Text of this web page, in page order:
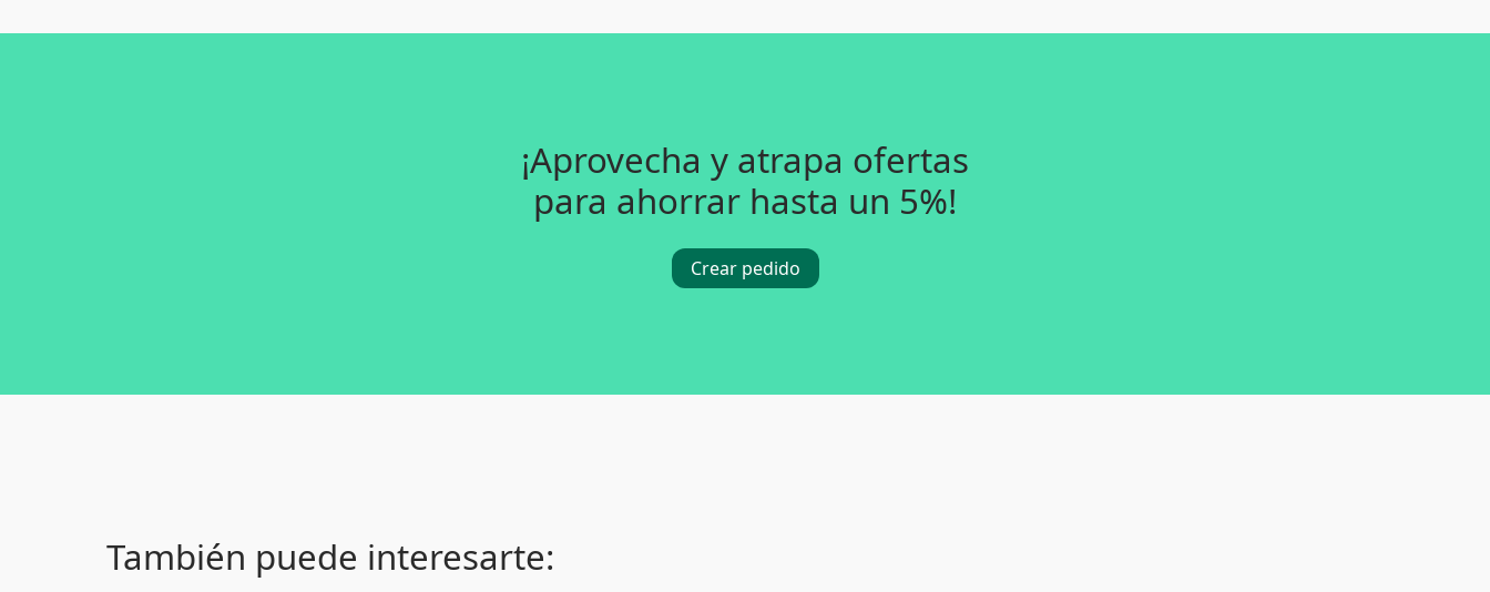
¡Aprovecha y atrapa ofertas
para ahorrar hasta un 5%!
Crear pedido
También puede interesarte: